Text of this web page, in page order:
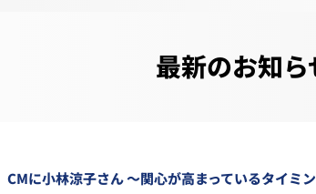
最新のお知ら
に小林涼子さん ～関心が高まっているタイミ